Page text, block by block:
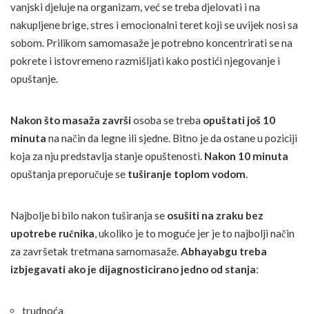
vanjski djeluje na organizam, već se treba djelovati i na
nakupljene brige, stres i emocionalni teret koji se uvijek nosi sa
sobom. Prilikom samomasaže je potrebno koncentrirati se na
pokrete i istovremeno razmišljati kako postići njegovanje i
opuštanje.
Nakon što masaža završiosoba se treba opuštati još 10
minuta na način da legne ili sjedne. Bitno je da ostane u poziciji
koja za nju predstavlja stanje opuštenosti. Nakon 10 minuta
opuštanja preporučuje se tuširanje toplom vodom.
Najbolje bi bilo nakon tuširanja se osušiti na zraku bez
upotrebe ručnika, ukoliko je to moguće jer je to najbolji način
za završetak tretmana samomasaže.Abhayabgu treba
izbjegavati ako je dijagnosticirano jedno od stanja:
trudnoća